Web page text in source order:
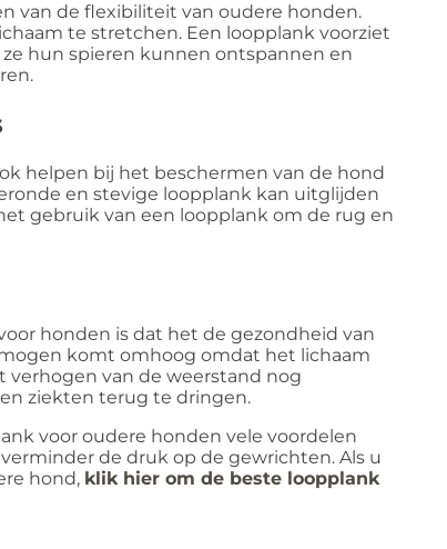
van de flexibiliteit van oudere honden.
te stretchen. Een loopplank voorziet
hun spieren kunnen ontspannen en
helpen bij het beschermen van de hond
en stevige loopplank kan uitglijden
gebruik van een loopplank om de rug en
honden is dat het de gezondheid van
komt omhoog omdat het lichaam
verhogen van de weerstand nog
ziekten terug te dringen.
voor oudere honden vele voordelen
de druk op de gewrichten. Als u
hond, klik hier om de beste loopplank